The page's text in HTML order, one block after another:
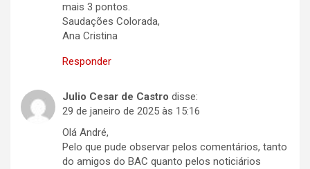
mais 3 pontos.
Saudações Colorada,
Ana Cristina
Responder
Julio Cesar de Castro disse:
29 de janeiro de 2025 às 15:16
Olá André,
Pelo que pude observar pelos comentários, tanto
do amigos do BAC quanto pelos noticiários